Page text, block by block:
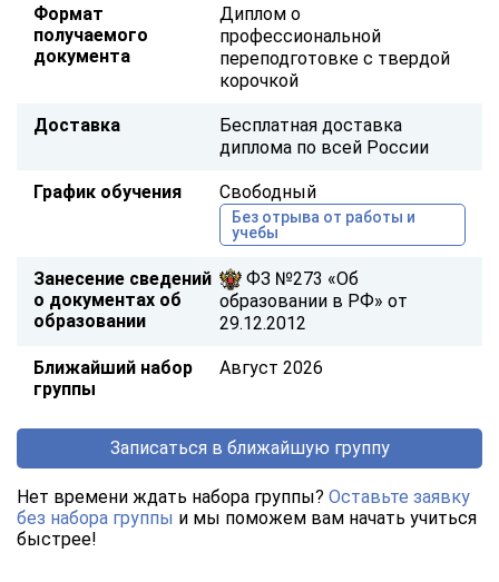
Формат
получаемого
документа
Диплом о
профессиональной
переподготовке с твердой
корочкой
Доставка
Бесплатная доставка
диплома по всей России
График обучения Свободный
Без отрыва от работы и
учебы
Занесение сведений
о документах об
образовании
ФЗ №273 «Об
образовании в РФ» от
29.12.2012
Ближайший набор
группы
Август 2026
Записаться в ближайшую группу
Нет времени ждать набора группы? Оставьте заявку
без набора группы и мы поможем вам начать учиться
быстрее!